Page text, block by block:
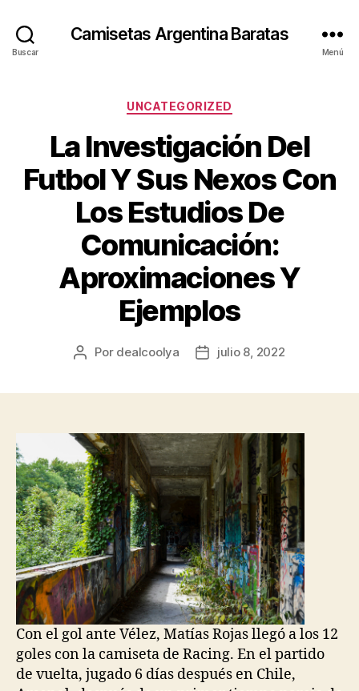
Buscar
Camisetas Argentina Baratas
Menú
Categorías
UNCATEGORIZED
La Investigación Del
Futbol Y Sus Nexos Con
Los Estudios De
Comunicación:
Aproximaciones Y
Ejemplos
Autor
Por dealcoolya
Fechajulio 8, 2022
Con el gol ante Vélez, Matías Rojas llegó a los 12
goles con la camiseta de Racing. En el partido
de vuelta, jugado 6 días después en Chile,